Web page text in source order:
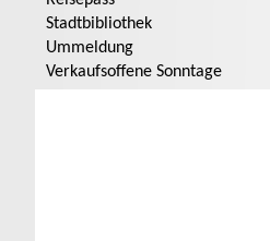
Stadtbibliothek
Ummeldung
Verkaufsoffene Sonntage